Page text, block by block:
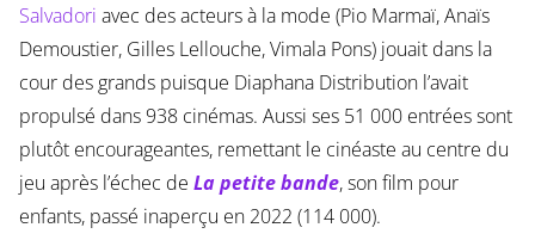
Salvadori avec des acteurs à la mode (Pio Marmaï, Anaïs
Demoustier, Gilles Lellouche, Vimala Pons) jouait dans la
cour des grands puisque Diaphana Distribution l’avait
propulsé dans 938 cinémas. Aussi ses 51 000 entrées sont
plutôt encourageantes, remettant le cinéaste au centre du
jeu après l’échec de La petite bande, son film pour
enfants, passé inaperçu en 2022 (114 000).